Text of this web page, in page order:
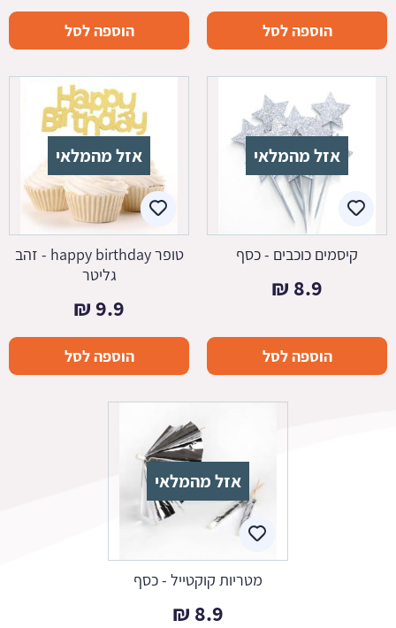
הוספה לסל הוספה לסל
אזל מהמלאי
קיסמים כוכבים - כסף
8.9
₪
הוספה לסל
אזל מהמלאי
טופר happy birthday - זהב
גליטר
9.9
₪
הוספה לסל
אזל מהמלאי
מטריות קוקטייל - כסף
8.9
₪